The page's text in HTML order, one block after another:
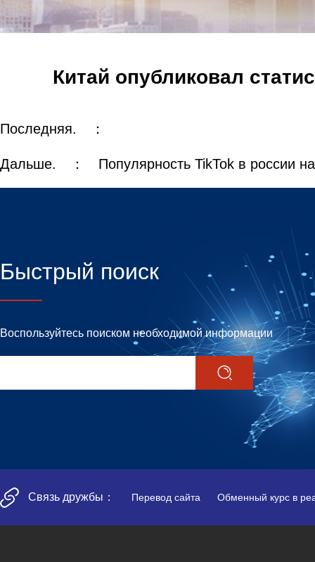
Китай опубликовал
Последняя. ：
Дальше. ： Популярность TikTok в россии
Быстрый поиск
Воспользуйтесь поиском необходимой информации
Связь дружбы： Перевод сайта Обменный курс в